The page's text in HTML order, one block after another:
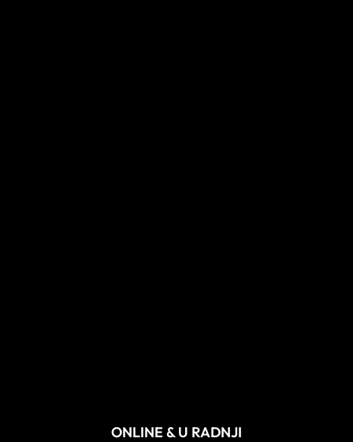
ONLINE & U RADNJI